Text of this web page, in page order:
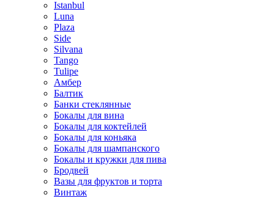
Istanbul
Luna
Plaza
Side
Silvana
Tango
Tulipe
Амбер
Балтик
Банки стеклянные
Бокалы для вина
Бокалы для коктейлей
Бокалы для коньяка
Бокалы для шампанского
Бокалы и кружки для пива
Бродвей
Вазы для фруктов и торта
Винтаж